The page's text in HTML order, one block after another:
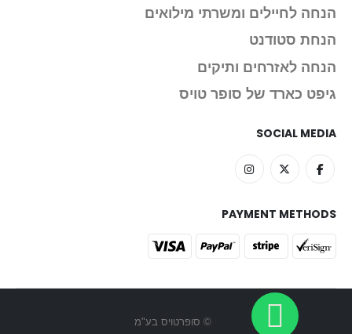
הנחה לחיילים ומשרתי מילואים
הנחת סטודנט
הנחה לאזרחים ותיקים
גיפט כארד של סופר טויס
SOCIAL MEDIA
PAYMENT METHODS
© סופרטויס בע"מ